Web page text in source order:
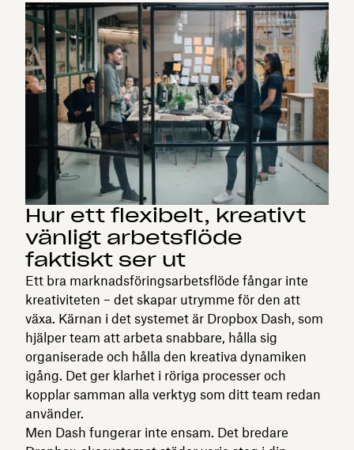
Hur ett flexibelt, kreativt
vänligt arbetsflöde
faktiskt ser ut
Ett bra marknadsföringsarbetsflöde fångar inte
kreativiteten – det skapar utrymme för den att
växa. Kärnan i det systemet är Dropbox Dash, som
hjälper team att arbeta snabbare, hålla sig
organiserade och hålla den kreativa dynamiken
igång. Det ger klarhet i röriga processer och
kopplar samman alla verktyg som ditt team redan
använder.
Men Dash fungerar inte ensam. Det bredare